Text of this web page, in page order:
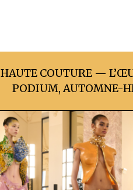
HAUTE COUTURE —
PODIUM, AUTOMNE-